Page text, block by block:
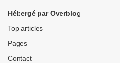
Hébergé par Overblog
Top articles
Pages
Contact